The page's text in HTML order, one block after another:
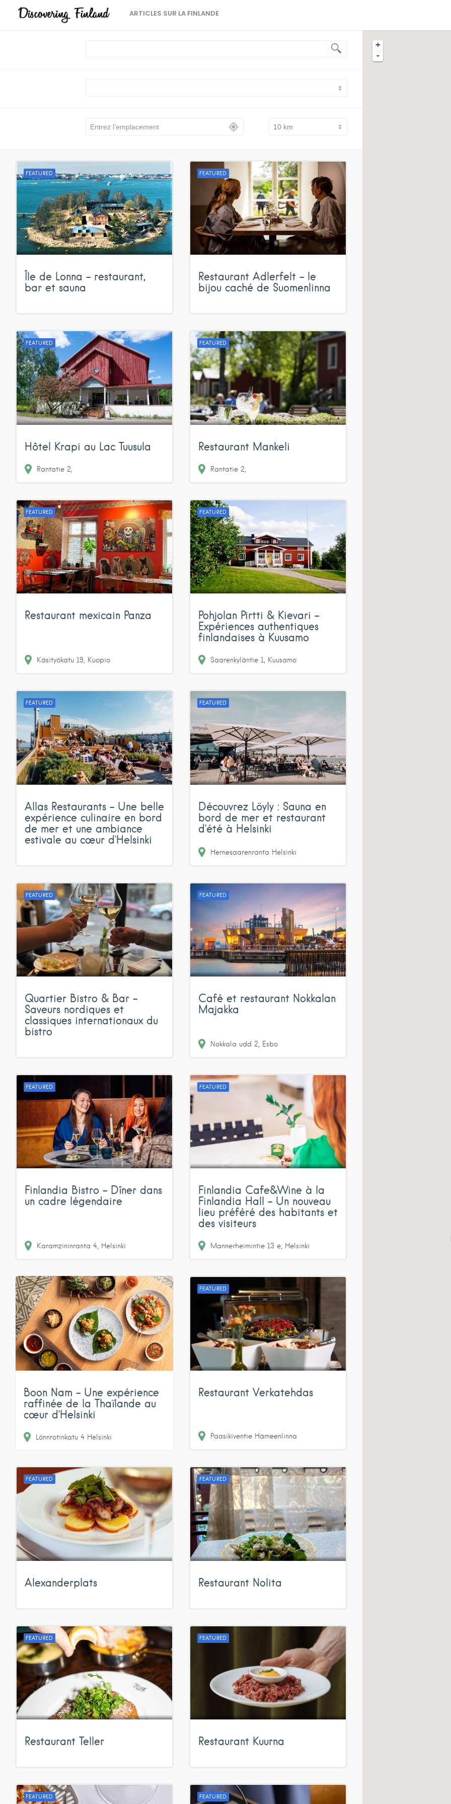
ARTICLES SUR LA FINLANDE
FEATURED
Île de Lonna – restaurant,
bar et sauna
FEATURED
Restaurant Adlerfelt – le
bijou caché de Suomenlinna
FEATURED
Hôtel Krapi au Lac Tuusula
Rantatie 2
FEATURED
Restaurant Mankeli
Rantatie 2
FEATURED
Restaurant mexicain Panza
Käsityökatu 19 Kuopio
FEATURED
Pohjolan Pirtti & Kievari –
Expériences authentiques
finlandaises à Kuusamo
Saarenkyläntie 1 Kuusamo
FEATURED
Allas Restaurants – Une belle
expérience culinaire en bord
de mer et une ambiance
estivale au cœur d’Helsinki
FEATURED
Découvrez Löyly : Sauna en
bord de mer et restaurant
d’été à Helsinki
Hernesaarenranta Helsinki
FEATURED
Quartier Bistro & Bar –
Saveurs nordiques et
classiques internationaux du
bistro
FEATURED
Café et restaurant Nokkalan
Majakka
Nokkala udd 2 Esbo
FEATURED
Finlandia Bistro – Dîner dans
un cadre légendaire
Karamzininranta 4 Helsinki
FEATURED
Finlandia Cafe&Wine à la
Finlandia Hall – Un nouveau
lieu préféré des habitants et
des visiteurs
Mannerheimintie 13 e Helsinki
Boon Nam – Une expérience
raffinée de la Thaïlande au
cœur d’Helsinki
Lönnrotinkatu 4 Helsinki
FEATURED
Restaurant Verkatehdas
Paasikiventie Hämeenlinna
FEATURED
Alexanderplats
FEATURED
Restaurant Nolita
FEATURED
Restaurant Teller
FEATURED
Restaurant Kuurna
FEATURED FEATURED
+
-